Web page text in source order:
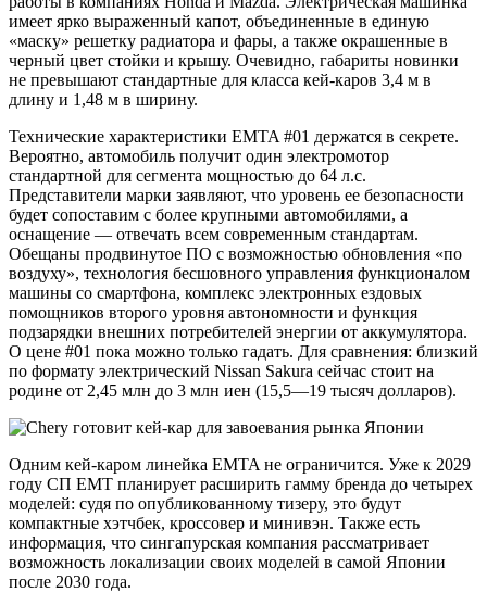
имеет ярко выраженный капот, объединенные в единую
«маску» решетку радиатора и фары, а также окрашенные в
черный цвет стойки и крышу. Очевидно, габариты новинки
не превышают стандартные для класса кей-каров 3,4 м в
длину и 1,48 м в ширину.
Технические характеристики EMTA #01 держатся в секрете.
Вероятно, автомобиль получит один электромотор
стандартной для сегмента мощностью до 64 л.с.
Представители марки заявляют, что уровень ее безопасности
будет сопоставим с более крупными автомобилями, а
оснащение — отвечать всем современным стандартам.
Обещаны продвинутое ПО с возможностью обновления «по
воздуху», технология бесшовного управления функционалом
машины со смартфона, комплекс электронных ездовых
помощников второго уровня автономности и функция
подзарядки внешних потребителей энергии от аккумулятора.
О цене #01 пока можно только гадать. Для сравнения: близкий
по формату электрический Nissan Sakura сейчас стоит на
родине от 2,45 млн до 3 млн иен (15,5—19 тысяч долларов).
Одним кей-каром линейка EMTA не ограничится. Уже к 2029
году СП EMT планирует расширить гамму бренда до четырех
моделей: судя по опубликованному тизеру, это будут
компактные хэтчбек, кроссовер и минивэн. Также есть
информация, что сингапурская компания рассматривает
возможность локализации своих моделей в самой Японии
после 2030 года.